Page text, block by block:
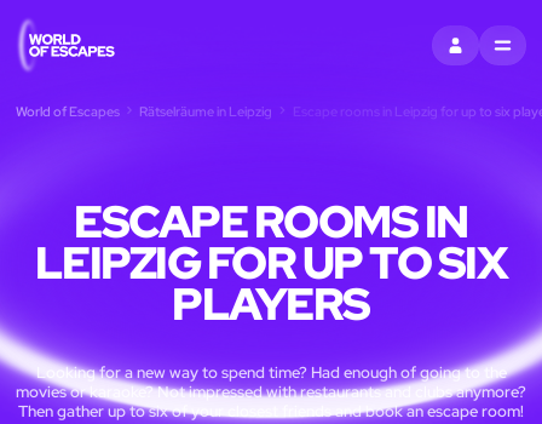
EINTRAGEN
MENU
World of Escapes Rätselräume in Leipzig Escape rooms in Leipzig for up to six
ESCAPE ROOMS IN
LEIPZIG FOR UP TO SIX
PLAYERS
Looking for a new way to spend time? Had enough of going to the
movies or karaoke? Not impressed with restaurants and clubs anymore?
Then gather up to six of your closest friends and book an escape room!